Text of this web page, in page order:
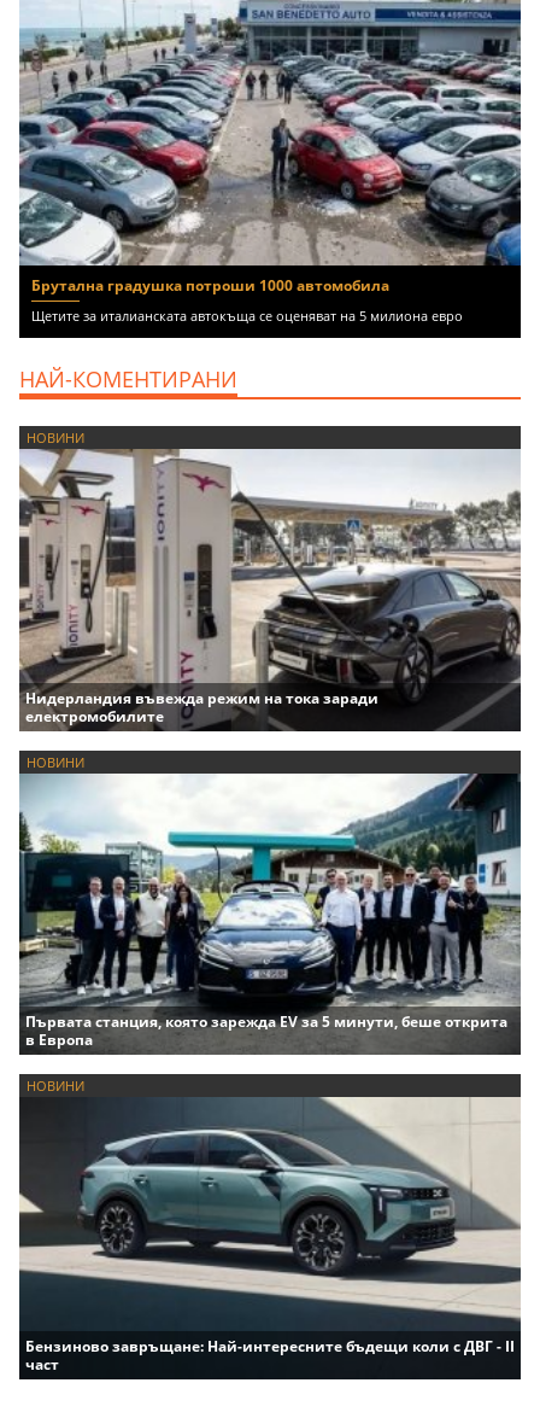
Брутална градушка потроши 1000 автомобила
Щетите за италианската автокъща се оценяват на 5 милиона евро
НАЙ-КОМЕНТИРАНИ
НОВИНИ
Нидерландия въвежда режим на тока заради
електромобилите
НОВИНИ
Първата станция, която зарежда EV за 5 минути, беше открита
в Европа
НОВИНИ
Бензиново завръщане: Най-интересните бъдещи коли с ДВГ - II
част